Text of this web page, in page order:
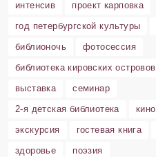
интенсив
проект карповка
год петербургской культуры
библионочь
фотосессия
библиотека кировских островов
выставка
семинар
2-я детская библиотека
кино
экскурсия
гостевая книга
здоровье
поэзия